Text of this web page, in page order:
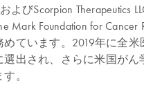
およびScorpion Therapeutics
Mark Foundation for Cancer
めています。2019年に全
選出され、さらに米国がん
。